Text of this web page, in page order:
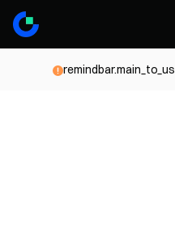
remindbar.main_to_us